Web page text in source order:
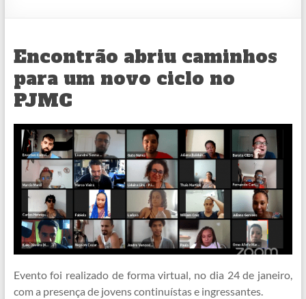
Encontrão abriu caminhos
para um novo ciclo no
PJMC
Evento foi realizado de forma virtual, no dia 24 de janeiro,
com a presença de jovens continuístas e ingressantes.